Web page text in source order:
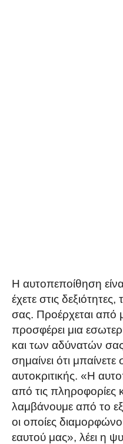
Η αυτοπεποίθηση
έχετε στις δεξιότητες,
σας. Προέρχεται από
προσφέρει μια
και των αδύνατών
σημαίνει ότι
αυτοκριτικής. «Η
από τις πληροφορίες
λαμβάνουμε από το
οι οποίες
εαυτού μας», λέει η